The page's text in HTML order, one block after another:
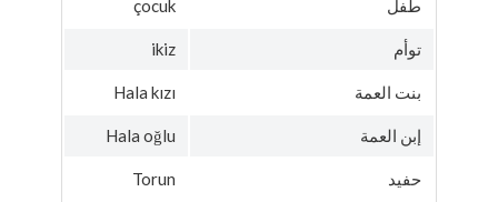
طفل çocuk
توأم ikiz
بنت العمة Hala kızı
إبن العمة Hala oğlu
حفيد Torun